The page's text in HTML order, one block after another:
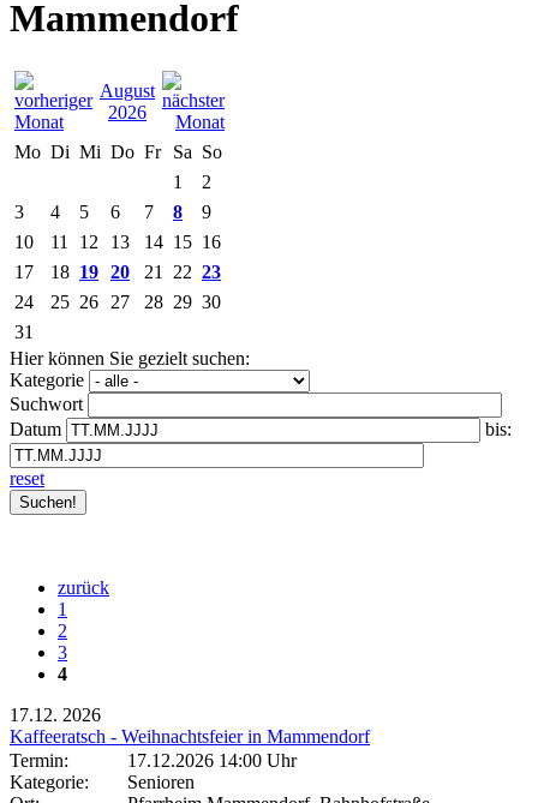
Mammendorf
August
2026
Mo Di Mi Do Fr Sa So
1
2
3
4 5 6 7 8
9
10
11 12 13 14 15 16
17
18 19 20 21 22 23
24
25 26 27 28 29 30
31
Hier können Sie gezielt suchen:
Kategorie
Suchwort
Datum
bis:
reset
zurück
1
2
3
4
17.12. 2026
Kaffeeratsch - Weihnachtsfeier in Mammendorf
Termin:
17.12.2026 14:00 Uhr
Kategorie:
Senioren